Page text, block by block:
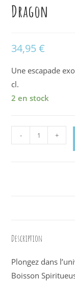
Dragon
34,95€
Une escapade
cl.
2 en stock
quantité
de
du
- +
Description
Plongez dans
Boisson